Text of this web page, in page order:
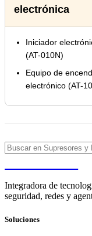
electrónica
Iniciador
(AT-010N)
Equipo de
electrónico (AT-
Integradora de
seguridad, redes y
Soluciones